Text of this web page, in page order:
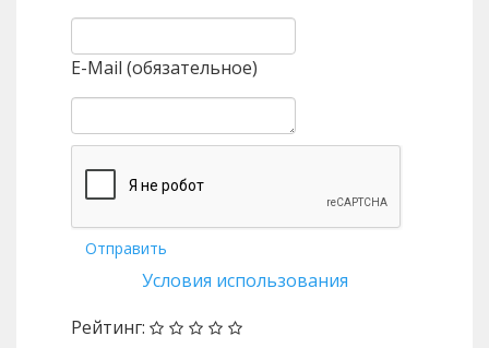
E-Mail (обязательное)
Отправить
Условия использования
Рейтинг: